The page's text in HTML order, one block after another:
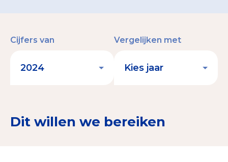
Dit willen we bereiken
Cijfers van Vergelijken met